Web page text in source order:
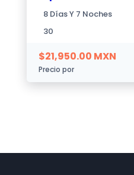
8 Días Y 7 Noches
30
Precio por
$21,950.00 MXN